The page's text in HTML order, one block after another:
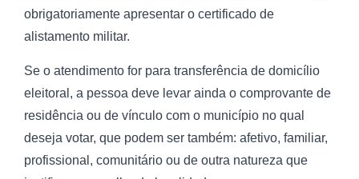
obrigatoriamente apresentar o certificado de
alistamento militar.
Se o atendimento for para transferência de domicílio
eleitoral, a pessoa deve levar ainda o comprovante de
residência ou de vínculo com o município no qual
deseja votar, que podem ser também: afetivo, familiar,
profissional, comunitário ou de outra natureza que